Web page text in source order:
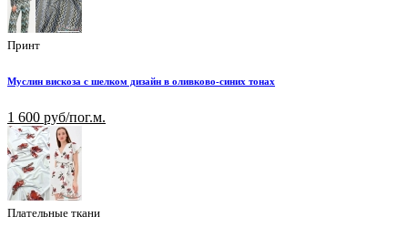
Принт
Муслин вискоза с шелком дизайн в оливково-синих тонах
1 600 руб/пог.м.
Плательные ткани